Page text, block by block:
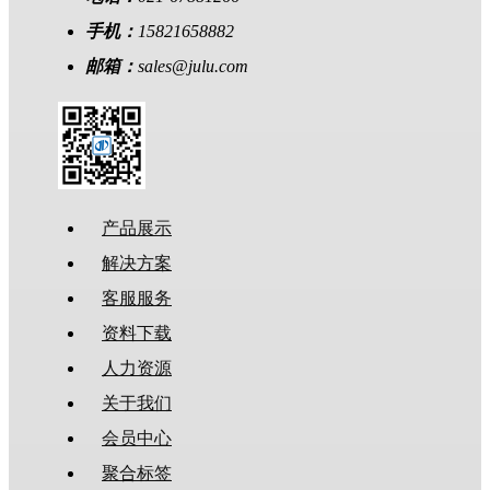
手机： 15821658882
邮箱： sales@julu.com
产品展示
解决方案
客服服务
资料下载
人力资源
关于我们
会员中心
聚合标签